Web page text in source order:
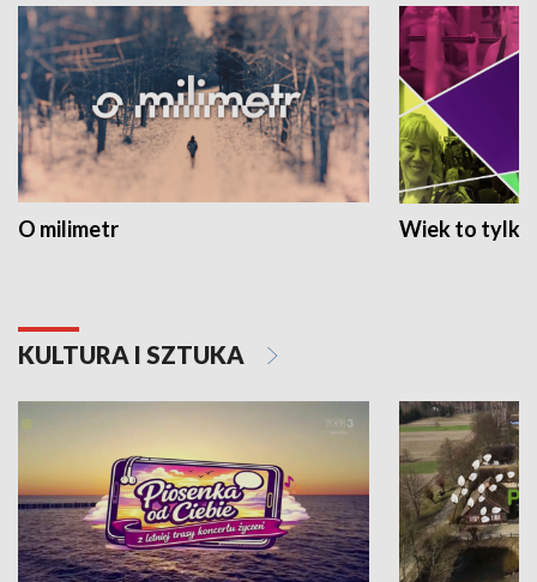
O milimetr Wiek to tylko
KULTURA I SZTUKA